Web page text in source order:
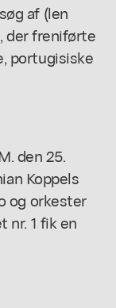
af (len
der freniførte
portugisiske
den 25.
Koppels
og orkester
nr. 1 fik en